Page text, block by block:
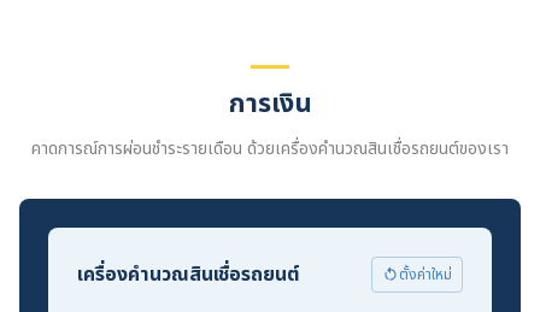
การเงิน
คาดการณ์การผ่อนชำระรายเดือน ด้วยเครื่องคำนวณสินเชื่อรถยนต์ของเรา
เครื่องคำนวณสินเชื่อรถยนต์ ตั้งค่าใหม่